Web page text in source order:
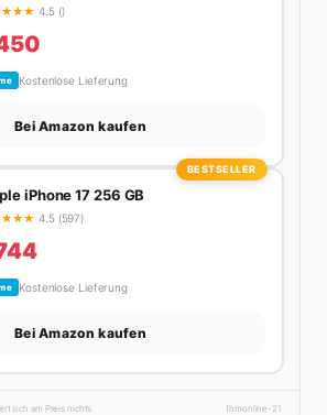
★★★ 4.5 ()
Kostenlose Lieferung
Bei Amazon kaufen
BESTSELLER
iPhone 17 256 GB
★★★ 4.5 (597)
Kostenlose Lieferung
Bei Amazon kaufen
sich am Preis nichts. fhmonline-21